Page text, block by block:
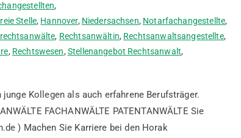
,
Stelle, Hannover, Niedersachsen, Notarfachangestellte,
rechtsanwälte, Rechtsanwältin, Rechtsanwaltsangestellte,
, Rechtswesen, Stellenangebot Rechtsanwalt,
Kollegen als auch erfahrene Berufsträger.
FACHANWÄLTE PATENTANWÄLTE Sie
) Machen Sie Karriere bei den Horak